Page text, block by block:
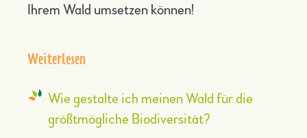
Ihrem Wald umsetzen können!
Weiterlesen
Wie gestalte ich meinen Wald für die
größtmögliche Biodiversität?